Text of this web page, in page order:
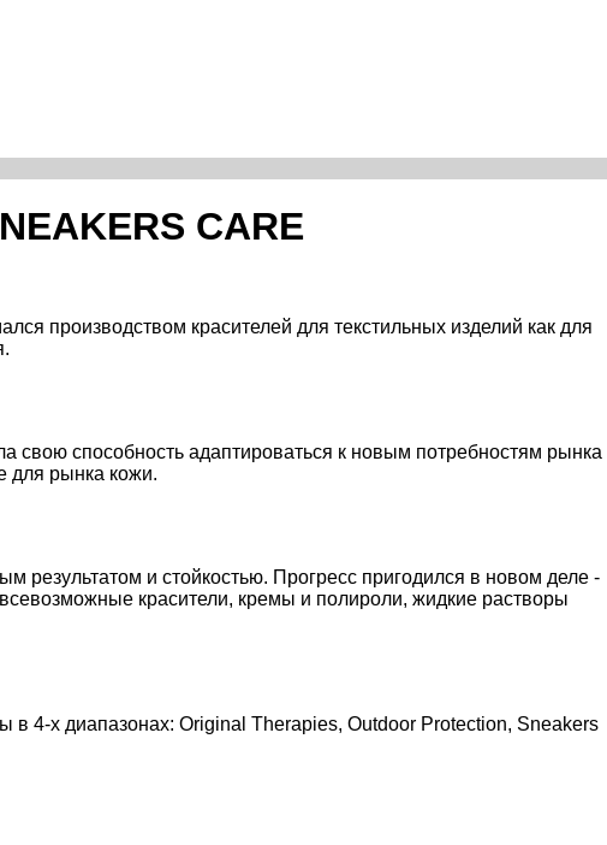
CARE
производством красителей для текстильных изделий как для
свою способность адаптироваться к новым потребностям рынка
для рынка кожи.
результатом и стойкостью. Прогресс пригодился в новом деле -
красители, кремы и полироли, жидкие растворы
в 4-х диапазонах: Original Therapies, Outdoor Protection, Sneakers